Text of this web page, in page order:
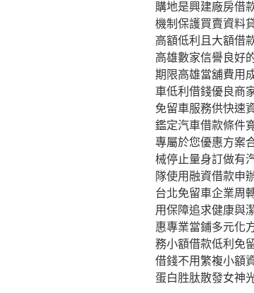
購地是興建廠房借
機制保護買賣資料
高額低利且大額借
高雄數家信譽良好
期限高雄當舖費用
車低利借錢優良商
免留車服務供快速
鑑定汽車借款條件
專屬於您優惠方案
械停止量身訂做有
隊使用融資借款申
台北免留車企業周
用保障追求健康與
惠專業當鋪多元化
務小額借款低利免
借錢不用繁複小額
蛋白胜肽散發女神